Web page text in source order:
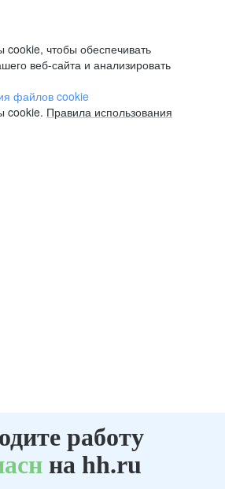
чтобы обеспечивать
веб-сайта и анализировать
файлов cookie
cookie. Правила использования
работу
на hh.ru